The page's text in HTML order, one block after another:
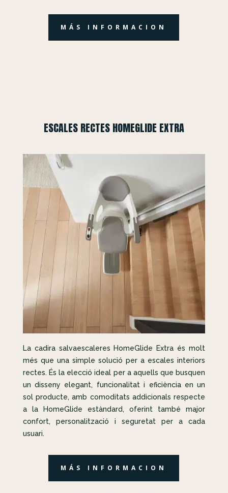
MÁS INFORMACION
ESCALES RECTES HOMEGLIDE EXTRA
La cadira salvaescaleres HomeGlide Extra és molt
més que una simple solució per a escales interiors
rectes. És la elecció ideal per a aquells que busquen
un disseny elegant, funcionalitat i eficiència en un
sol producte, amb comoditats addicionals respecte
a la HomeGlide estàndard, oferint també major
confort, personalització i seguretat per a cada
usuari.
MÁS INFORMACION